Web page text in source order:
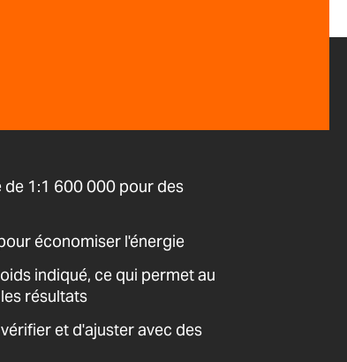
1:1 600 000 pour des
économiser l'énergie
indiqué, ce qui permet au
résultats
et d'ajuster avec des